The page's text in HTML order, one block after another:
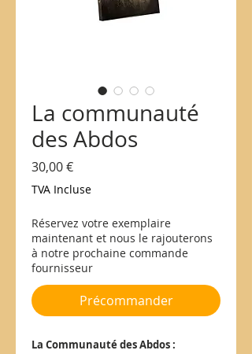
La communauté
des Abdos
30,00 €Prix
TVA Incluse
Réservez votre exemplaire
maintenant et nous le rajouterons
à notre prochaine commande
fournisseur
Précommander
La Communauté des Abdos :